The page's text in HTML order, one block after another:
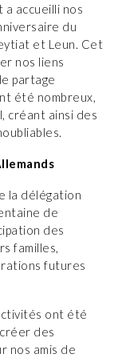
a accueilli nos
du
et Leun. Cet
nos liens
partage
été nombreux,
créant ainsi des
la délégation
de
des
familles,
futures
ont été
des
nos amis de